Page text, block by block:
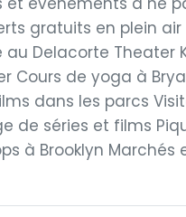
gratuits en plein air
au Delacorte Theater
Cours de yoga à
dans les parcs
de séries et films
à Brooklyn Marchés